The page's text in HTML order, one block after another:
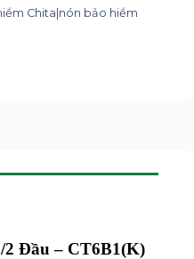
Chita|nón bảo hiểm
Đầu – CT6B1(K)